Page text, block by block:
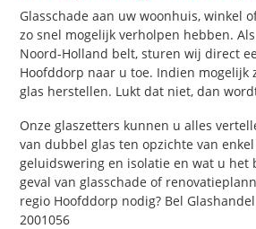
Glasschade aan uw woonhuis, winkel
zo snel mogelijk verholpen hebben.
Noord-Holland belt, sturen wij direct
Hoofddorp naar u toe. Indien mogelijk
glas herstellen. Lukt dat niet, dan
Onze glaszetters kunnen u alles
van dubbel glas ten opzichte van
geluidswering en isolatie en wat u het
geval van glasschade of
regio Hoofddorp nodig? Bel
2001056